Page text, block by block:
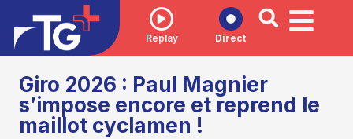
Replay Direct
Giro 2026 : Paul Magnier
s’impose encore et reprend le
maillot cyclamen !